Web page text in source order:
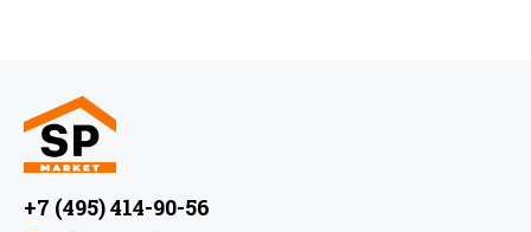
Нажимая кнопку «Зарегистрироваться»,
я принимаю условия
соглашенияи даю своё согласие на
+7 (495) 414-90-56